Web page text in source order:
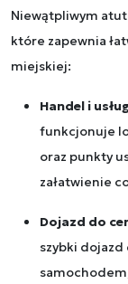
Niewątpliwym
które zapewnia
miejskiej:
Handel i
funkcjonuje
oraz punkty
załatwienie
Dojazd do
szybki